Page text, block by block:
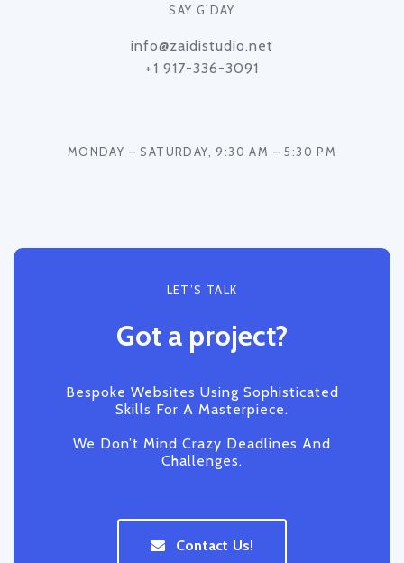
SAY G’DAY
info@zaidistudio.net
+1 917-336-3091
MONDAY – SATURDAY, 9:30 AM – 5:30 PM
LET’S TALK
Got a project?
Bespoke Websites Using Sophisticated
Skills For A Masterpiece.
We Don’t Mind Crazy Deadlines And
Challenges.
Contact Us!